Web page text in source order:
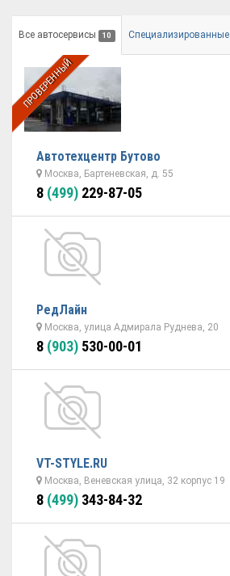
Все автосервисы 10 Специализированные
ПРОВЕРЕННЫЙ
Автотехцентр Бутово
Москва, Бартеневская, д. 55
8 (499) 229-87-05
РедЛайн
Москва, улица Адмирала Руднева, 20
8 (903) 530-00-01
VT-STYLE.RU
Москва, Веневская улица, 32 корпус 19
8 (499) 343-84-32